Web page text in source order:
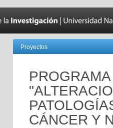
Proyectos
CÁNCER Y